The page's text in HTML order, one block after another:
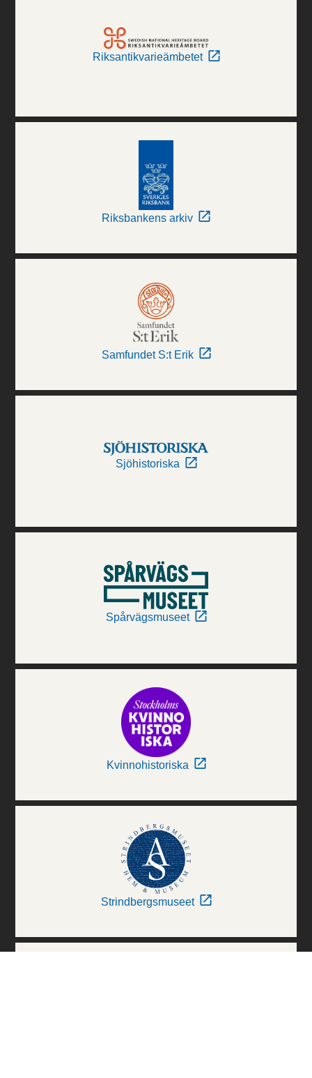
Riksantikvarieämbetet
Riksbankens arkiv
Samfundet S:t Erik
Sjöhistoriska
Spårvägsmuseet
Kvinnohistoriska
Strindbergsmuseet